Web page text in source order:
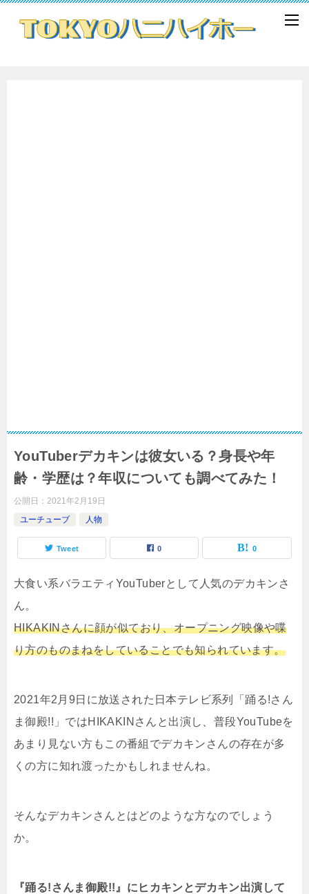
YouTuberデカキンは彼女いる？身長や年
齢・学歴は？年収についても調べてみた！
公開日： 2021年2月19日
ユーチューブ
人物
Tweet 0 0
大食い系バラエティYouTuberとして人気のデカキンさ
ん。
HIKAKINさんに顔が似ており、オープニング映像や喋
り方のものまねをしていることでも知られています。
2021年2月9日に放送された日本テレビ系列「踊る!さん
ま御殿!!」ではHIKAKINさんと出演し、普段YouTubeを
あまり見ない方もこの番組でデカキンさんの存在が多
くの方に知れ渡ったかもしれませんね。
そんなデカキンさんとはどのような方なのでしょう
か。
『踊る!さんま御殿!!』にヒカキンとデカキン出演して